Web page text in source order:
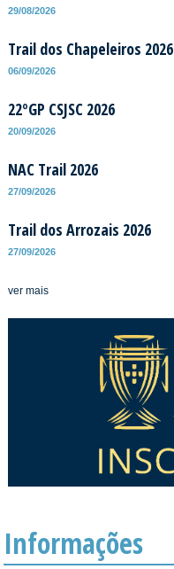
29/08/2026
Trail dos Chapeleiros 2026
06/09/2026
22ºGP CSJSC 2026
20/09/2026
NAC Trail 2026
27/09/2026
Trail dos Arrozais 2026
27/09/2026
ver mais
Informações